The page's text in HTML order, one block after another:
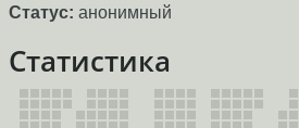
Статус: анонимный
Статистика